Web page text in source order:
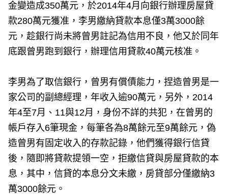
金變造成350萬元，於2014年4月向銀行辦理房屋貸
款280萬元獲准，李男繳納貸款本息僅3萬3000餘
元，趁銀行尚未將曾男註記為信用不良，他又於同年
底跟曾男跑到銀行，辦理信用貸款40萬元核准。
李男為了取信銀行，曾男有償債能力，捏造曾男是一
家公司的副總經理，年收入逾90萬元，另外，2014
年4至7月、11與12月，身份不詳的共犯，在曾男的
帳戶存入6筆現金，每筆各為8萬餘元至9萬餘元，偽
造曾男有固定收入的存款記錄，他們獲得銀行信貸
後，隨即將貸款提領一空，拒繳信貸與房屋貸款的本
息，其中，信貸的本息分文未繳，房貸部分僅繳納3
萬3000餘元。